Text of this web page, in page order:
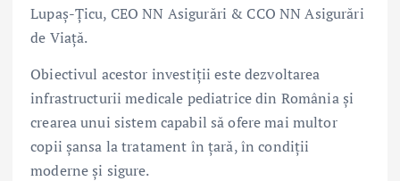
Lupaș-Țicu, CEO NN Asigurări & CCO NN Asigurări
de Viață.
Obiectivul acestor investiții este dezvoltarea
infrastructurii medicale pediatrice din România și
crearea unui sistem capabil să ofere mai multor
copii șansa la tratament în țară, în condiții
moderne și sigure.